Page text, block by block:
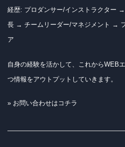
経歴: プロダンサー/インストラクター
長 → チームリーダー/マネジメント →
ア
自身の経験を活かして、これからWEB
つ情報をアウトプットしていきます。
» お問い合わせはコチラ